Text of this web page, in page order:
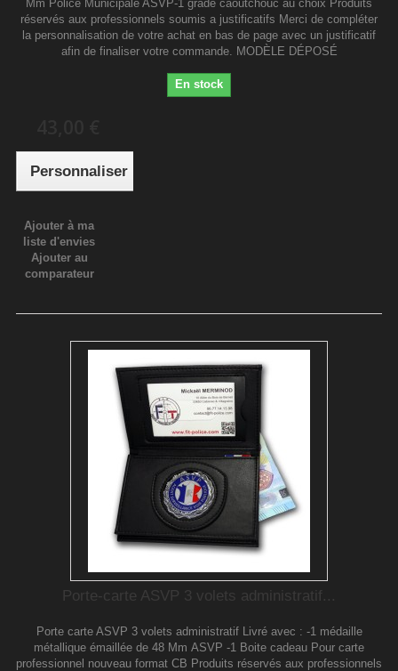
Mm Police Municipale ASVP-1 grade caoutchouc au choix Produits
réservés aux professionnels soumis a justificatifs Merci de compléter
la personnalisation de votre achat en bas de page avec un justificatif
afin de finaliser votre commande. MODÈLE DÉPOSÉ
En stock
Personnaliser
Ajouter à ma
liste d'envies
Ajouter au
comparateur
Porte-carte ASVP 3 volets administratif...
Porte carte ASVP 3 volets administratif Livré avec : -1 médaille
métallique émaillée de 48 Mm ASVP -1 Boite cadeau Pour carte
professionnel nouveau format CB Produits réservés aux professionnels